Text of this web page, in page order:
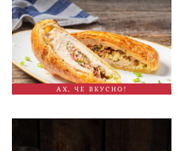
АХ, ЧЕ ВКУСНО!